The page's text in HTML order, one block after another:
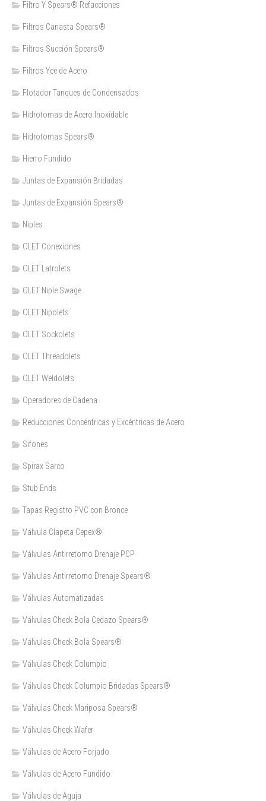
Filtro Y Spears® Refacciones
Filtros Canasta Spears®
Filtros Succión Spears®
Filtros Yee de Acero
Flotador Tanques de Condensados
Hidrotomas de Acero Inoxidable
Hidrotomas Spears®
Hierro Fundido
Juntas de Expansión Bridadas
Juntas de Expansión Spears®
Niples
OLET Conexiones
OLET Latrolets
OLET Niple Swage
OLET Nipolets
OLET Sockolets
OLET Threadolets
OLET Weldolets
Operadores de Cadena
Reducciones Concéntricas y Excéntricas de Acero
Sifones
Spirax Sarco
Stub Ends
Tapas Registro PVC con Bronce
Válvula Clapeta Cepex®
Válvulas Antirretorno Drenaje PCP
Válvulas Antirretorno Drenaje Spears®
Válvulas Automatizadas
Válvulas Check Bola Cedazo Spears®
Válvulas Check Bola Spears®
Válvulas Check Columpio
Válvulas Check Columpio Bridadas Spears®
Válvulas Check Mariposa Spears®
Válvulas Check Wafer
Válvulas de Acero Forjado
Válvulas de Acero Fundido
Válvulas de Aguja